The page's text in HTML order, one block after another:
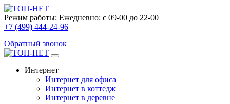
Режим работы: Ежедневно: с 09-00 до 22-00
+7 (499) 444-24-96
Обратный звонок
Интернет
Интернет для офиса
Интернет в коттедж
Интернет в деревне